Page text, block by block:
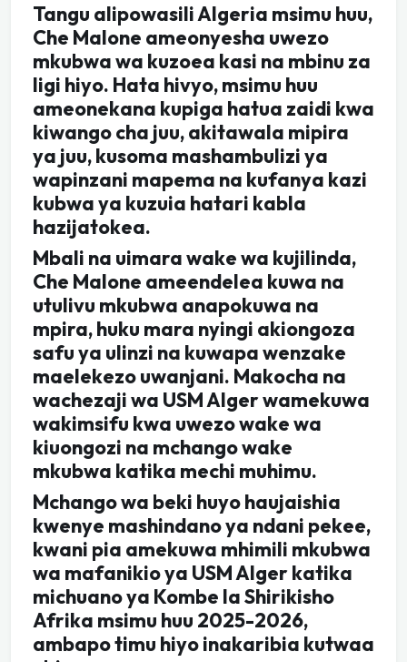
Tangu alipowasili Algeria msimu huu,
Che Malone ameonyesha uwezo
mkubwa wa kuzoea kasi na mbinu za
ligi hiyo. Hata hivyo, msimu huu
ameonekana kupiga hatua zaidi kwa
kiwango cha juu, akitawala mipira
ya juu, kusoma mashambulizi ya
wapinzani mapema na kufanya kazi
kubwa ya kuzuia hatari kabla
hazijatokea.
Mbali na uimara wake wa kujilinda,
Che Malone ameendelea kuwa na
utulivu mkubwa anapokuwa na
mpira, huku mara nyingi akiongoza
safu ya ulinzi na kuwapa wenzake
maelekezo uwanjani. Makocha na
wachezaji wa USM Alger wamekuwa
wakimsifu kwa uwezo wake wa
kiuongozi na mchango wake
mkubwa katika mechi muhimu.
Mchango wa beki huyo haujaishia
kwenye mashindano ya ndani pekee,
kwani pia amekuwa mhimili mkubwa
wa mafanikio ya USM Alger katika
michuano ya Kombe la Shirikisho
Afrika msimu huu 2025-2026,
ambapo timu hiyo inakaribia kutwaa